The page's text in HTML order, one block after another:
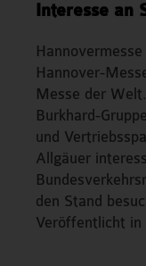
Interesse an
Hannover-
Messe der
Burkhard-
und
Allgäuer
den Stand
Veröffentlicht in